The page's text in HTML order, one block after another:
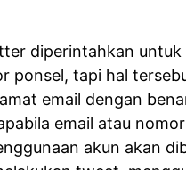
diperintahkan
ponsel, tapi hal
email dengan
email atau
akun akan